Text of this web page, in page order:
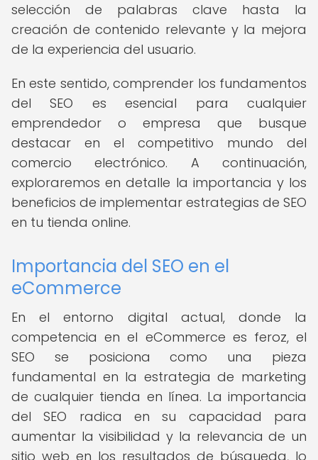
selección de palabras clave hasta la
creación de contenido relevante y la mejora
de la experiencia del usuario.
En este sentido, comprender los fundamentos
del SEO es esencial para cualquier
emprendedor o empresa que busque
destacar en el competitivo mundo del
comercio electrónico. A continuación,
exploraremos en detalle la importancia y los
beneficios de implementar estrategias de SEO
en tu tienda online.
Importancia del SEO en el
eCommerce
En el entorno digital actual, donde la
competencia en el eCommerce es feroz, el
SEO se posiciona como una pieza
fundamental en la estrategia de marketing
de cualquier tienda en línea. La importancia
del SEO radica en su capacidad para
aumentar la visibilidad y la relevancia de un
sitio web en los resultados de búsqueda, lo